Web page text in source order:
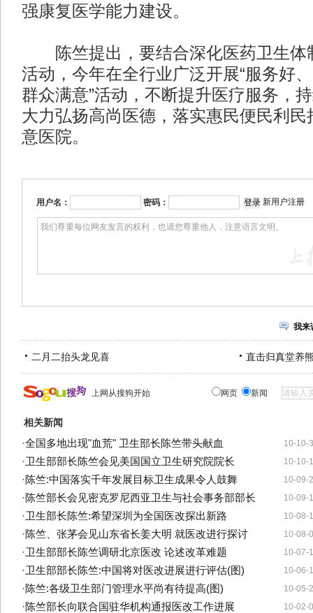
强康复医学能力建设。
陈竺提出，要结合深化医药卫生体
活动，今年在全行业广泛开展“服务好
群众满意”活动，不断提升医疗服务，
大力弘扬高尚医德，落实惠民便民利民
意医院。
用户名： 密码： 新用户注册
我来
二月二抬头龙见喜 直击归真堂养
上网从搜狗开始 网页 新闻
相关新闻
10-10-
·全国多地出现"血荒" 卫生部长陈竺带头献血
10-10-
·卫生部部长陈竺会见美国国立卫生研究院院长
10-09-
·陈竺:中国落实千年发展目标卫生成果令人鼓舞
10-09-
·陈竺部长会见密克罗尼西亚卫生与社会事务部部长
10-08-
·卫生部长陈竺:希望深圳为全国医改探出新路
10-08-
·陈竺、张茅会见山东省长姜大明 就医改进行探讨
10-07-
·卫生部部长陈竺调研北京医改 论述改革难题
10-06-
·卫生部部长陈竺:中国将对医改进展进行评估(图)
10-05-
·陈竺:各级卫生部门管理水平尚有待提高(图)
10-02-
·陈竺部长向联合国驻华机构通报医改工作进展